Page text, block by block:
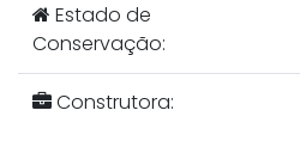
Estado de
Conservação:
Construtora: